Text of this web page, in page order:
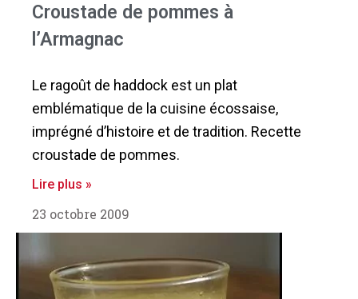
Croustade de pommes à
l’Armagnac
Le ragoût de haddock est un plat
emblématique de la cuisine écossaise,
imprégné d’histoire et de tradition. Recette
croustade de pommes.
Lire plus »
23 octobre 2009